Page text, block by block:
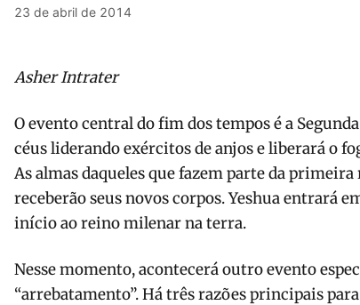
23 de abril de 2014
Asher Intrater
O evento central do fim dos tempos é a
céus liderando exércitos de anjos e liberará o
As almas daqueles que fazem parte da
receberão seus novos corpos. Yeshua entrará
início ao reino milenar na terra.
Nesse momento, acontecerá outro evento
“arrebatamento”. Há três razões principais